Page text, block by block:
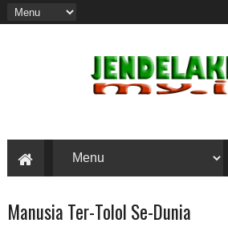
Manusia Ter-Tolol Se-Dunia